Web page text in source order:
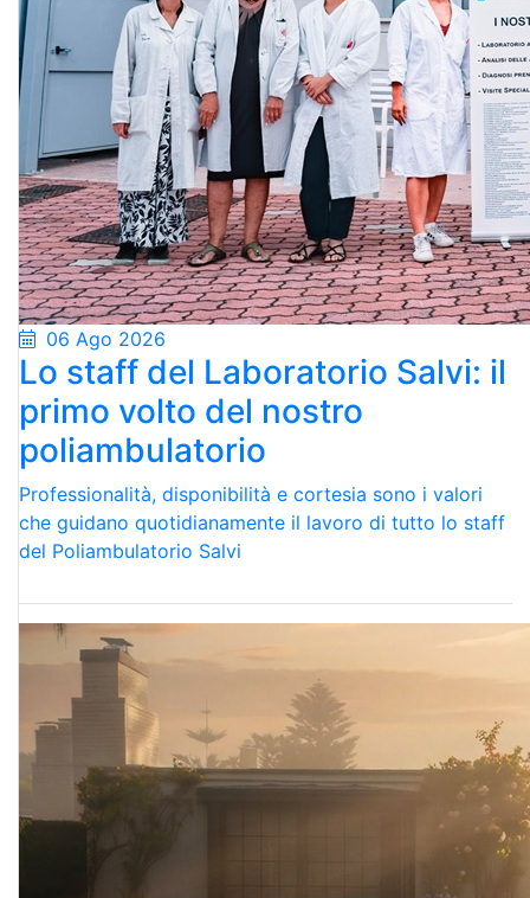
06 Ago 2026
Lo staff del Laboratorio Salvi: il
primo volto del nostro
poliambulatorio
Professionalità, disponibilità e cortesia sono i valori
che guidano quotidianamente il lavoro di tutto lo staff
del Poliambulatorio Salvi